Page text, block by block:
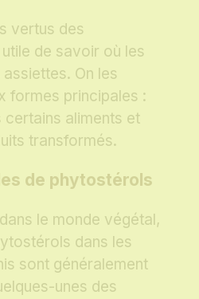
vertus des
de savoir où les
On les
formes principales :
certains aliments et
transformés.
de phytostérols
le monde végétal,
dans les
sont généralement
unes des